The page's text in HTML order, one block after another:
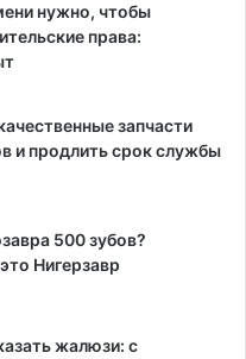
нужно, чтобы
права:
запчасти
и продлить срок службы
500 зубов?
Нигерзавр
жалюзи: с